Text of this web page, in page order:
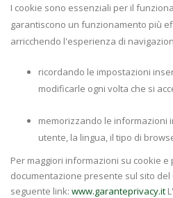
I cookie sono essenziali per il
garantiscono un funzionamento più
arricchendo l'esperienza di
ricordando le impostazioni
modificarle ogni volta che si
memorizzando le informazioni
utente, la lingua, il tipo di
Per maggiori informazioni su cookie
documentazione presente sul sito
seguente link: www.garanteprivacy.it